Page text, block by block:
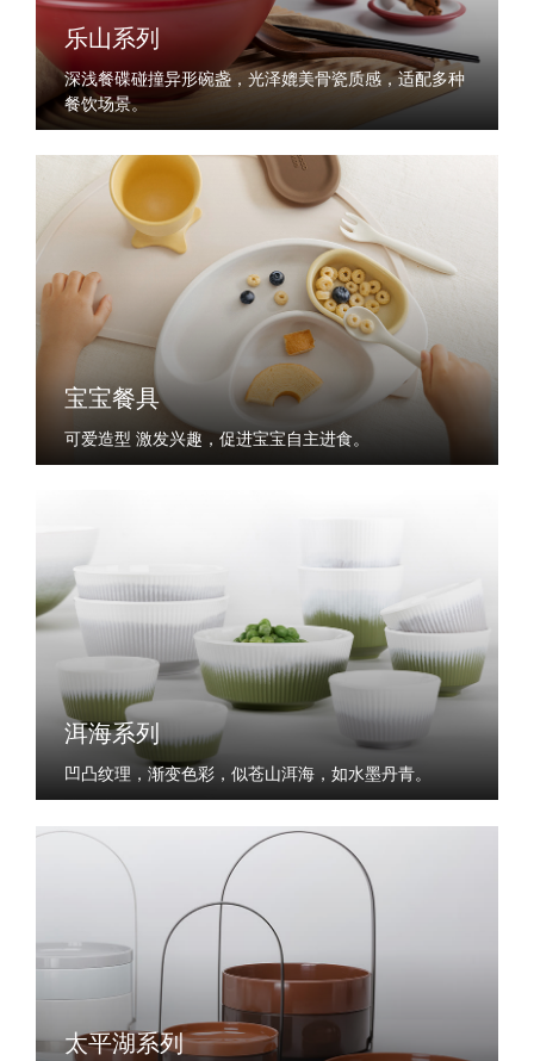
乐山系列
深浅餐碟碰撞异形碗盏，光泽媲美骨瓷质感，适配多种
餐饮场景。
宝宝餐具
可爱造型 激发兴趣，促进宝宝自主进食。
洱海系列
凹凸纹理，渐变色彩，似苍山洱海，如水墨丹青。
太平湖系列